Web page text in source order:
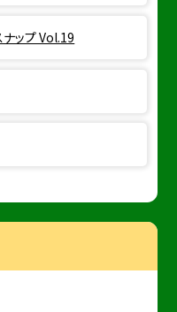
ップ Vol.19